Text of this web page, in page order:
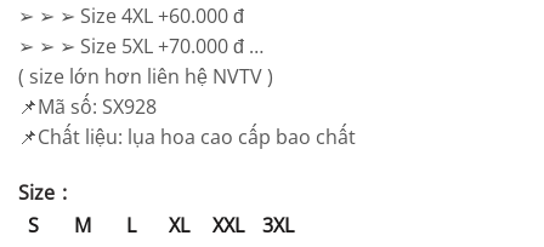
➢ ➢ ➢ Size 4XL +60.000 đ
➢ ➢ ➢ Size 5XL +70.000 đ …
( size lớn hơn liên hệ NVTV )
📌Mã số: SX928
📌Chất liệu: lụa hoa cao cấp bao chất
Size
S
M L XL XXL 3XL